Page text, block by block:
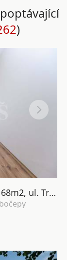
)
Prodej bytu 2+kk s balkonem, OV, 68m2, ul. Trnkovo náměstí 1112/1, Praha 5 - Hlubočepy